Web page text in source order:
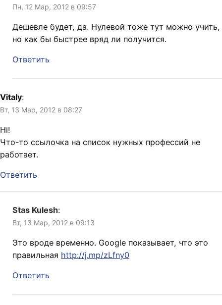
Пн, 12 Мар, 2012 в 09:57
Дешевле будет, да. Нулевой тоже тут можно учить,
но как бы быстрее вряд ли получится.
Ответить
Vitaly:
Вт, 13 Мар, 2012 в 08:27
Hi!
Что-то ссылочка на список нужных профессий не
работает.
Ответить
Stas Kulesh:
Вт, 13 Мар, 2012 в 09:13
Это вроде временно. Google показывает, что это
правильная http://j.mp/zLfny0
Ответить